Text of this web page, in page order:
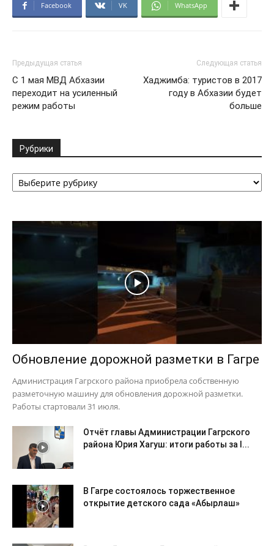
Facebook VK WhatsApp
Предыдущая статья
С 1 мая МВД Абхазии
переходит на усиленный
режим работы
Следующая статья
Хаджимба: туристов в 2017
году в Абхазии будет
больше
Рубрики
Рубрики
Обновление дорожной разметки в Гагре
Администрация Гагрского района приобрела собственную
разметочную машину для обновления дорожной разметки.
Работы стартовали 31 июля.
Отчёт главы Администрации Гагрского
района Юрия Хагуш: итоги работы за I...
В Гагре состоялось торжественное
открытие детского сада «Абырлаш»